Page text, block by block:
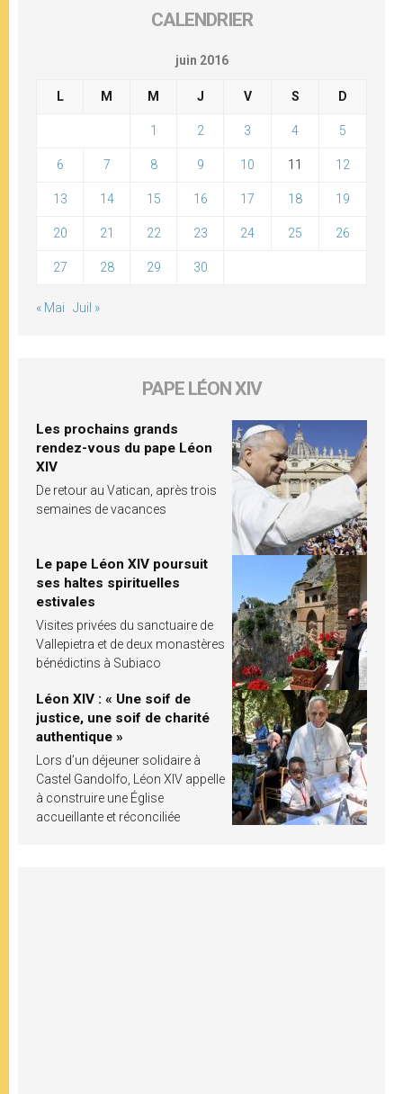
CALENDRIER
juin 2016
L M M J V S D
1 2 3 4 5
6 7 8 9 10 11 12
13 14 15 16 17 18 19
20 21 22 23 24 25 26
27 28 29 30
« Mai Juil »
PAPE LÉON XIV
Les prochains grands
rendez-vous du pape Léon
XIV
De retour au Vatican, après trois
semaines de vacances
Le pape Léon XIV poursuit
ses haltes spirituelles
estivales
Visites privées du sanctuaire de
Vallepietra et de deux monastères
bénédictins à Subiaco
Léon XIV : « Une soif de
justice, une soif de charité
authentique »
Lors d’un déjeuner solidaire à
Castel Gandolfo, Léon XIV appelle
à construire une Église
accueillante et réconciliée